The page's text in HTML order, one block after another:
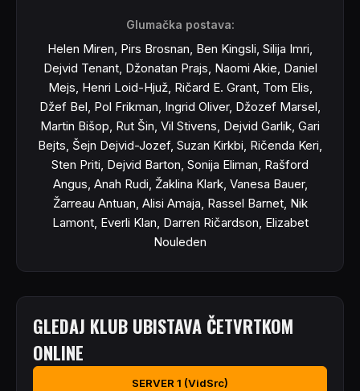
Glumačka postava:
Helen Miren, Pirs Brosnan, Ben Kingsli, Silija Imri,
Dejvid Tenant, Džonatan Prajs, Naomi Akie, Daniel
Mejs, Henri Loid-Hjuž, Ričard E. Grant, Tom Elis,
Džef Bel, Pol Frikman, Ingrid Oliver, Džozef Marsel,
Martin Bišop, Rut Šin, Vil Stivens, Dejvid Garlik, Gari
Bejts, Šejn Dejvid-Jozef, Suzan Kirkbi, Ričenda Keri,
Sten Priti, Dejvid Barton, Sonija Eliman, Rašford
Angus, Anah Rudi, Žaklina Klark, Vanesa Bauer,
Žarreau Antuan, Alisi Amaja, Rassel Barnet, Nik
Lamont, Everli Klan, Darren Ričardson, Elizabet
Nouleden
GLEDAJ KLUB UBISTAVA ČETVRTKOM
ONLINE
SERVER 1 (VidSrc)